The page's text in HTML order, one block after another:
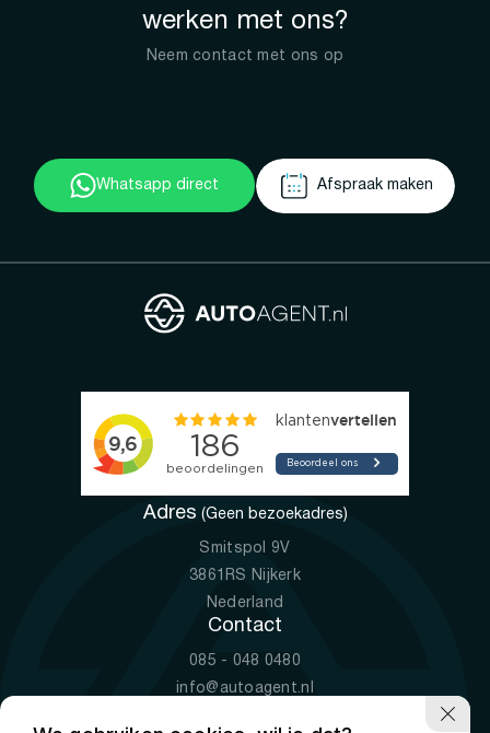
werken met ons?
Neem contact met ons op
Whatsapp direct Afspraak maken
Adres (Geen bezoekadres)
Smitspol 9V
3861RS Nijkerk
Nederland
Contact
085 - 048 0480
info@autoagent.nl